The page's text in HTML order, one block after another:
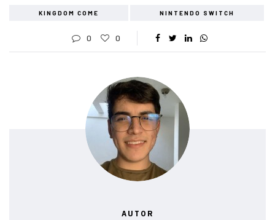
KINGDOM COME NINTENDO SWITCH
0 0
AUTOR